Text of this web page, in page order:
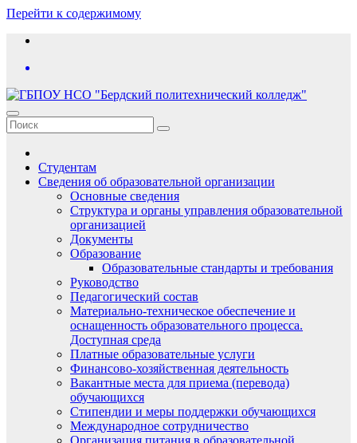
Перейти к содержимому
Студентам
Сведения об образовательной организации
Основные сведения
Структура и органы управления образовательной
организацией
Документы
Образование
Образовательные стандарты и требования
Руководство
Педагогический состав
Материально-техническое обеспечение и
оснащенность образовательного процесса.
Доступная среда
Платные образовательные услуги
Финансово-хозяйственная деятельность
Вакантные места для приема (перевода)
обучающихся
Стипендии и меры поддержки обучающихся
Международное сотрудничество
Организация питания в образовательной